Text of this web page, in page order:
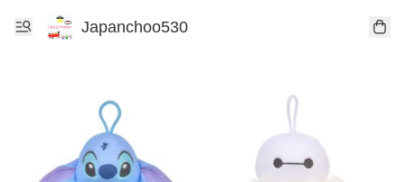
Japanchoo530